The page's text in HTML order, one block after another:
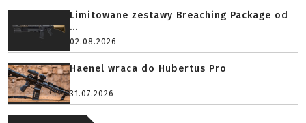
Limitowane zestawy Breaching Package od
...
02.08.2026
Haenel wraca do Hubertus Pro
31.07.2026